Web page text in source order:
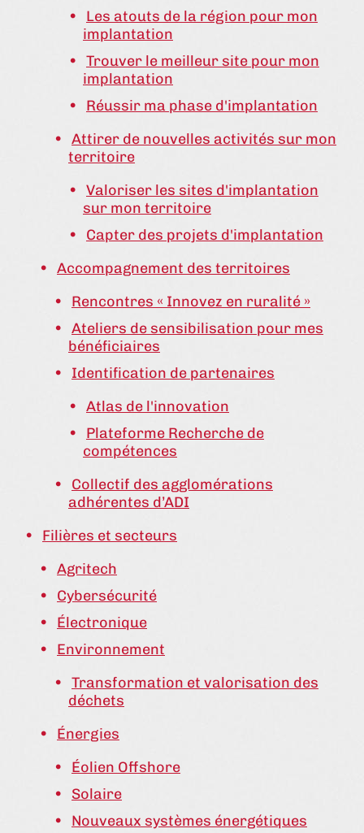
Les atouts de la région pour mon
implantation
Trouver le meilleur site pour mon
implantation
Réussir ma phase d'implantation
Attirer de nouvelles activités sur mon
territoire
Valoriser les sites d'implantation
sur mon territoire
Capter des projets d'implantation
Accompagnement des territoires
Rencontres « Innovez en ruralité »
Ateliers de sensibilisation pour mes
bénéficiaires
Identification de partenaires
Atlas de l'innovation
Plateforme Recherche de
compétences
Collectif des agglomérations
adhérentes d’ADI
Filières et secteurs
Agritech
Cybersécurité
Électronique
Environnement
Transformation et valorisation des
déchets
Énergies
Éolien Offshore
Solaire
Nouveaux systèmes énergétiques